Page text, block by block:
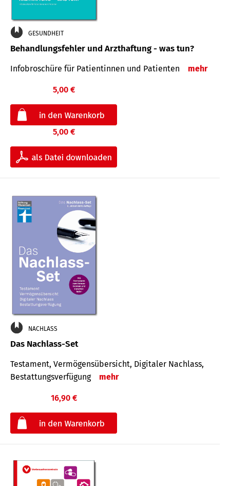
GESUNDHEIT
Behandlungsfehler und Arzthaftung - was tun?
Infobroschüre für Patientinnen und Patienten mehr
5,00 €
5,00 €
NACHLASS
Das Nachlass-Set
Testament, Vermögens­übersicht, Digitaler Nach­lass,
Bestat­tungs­ver­fügung
mehr
16,90 €